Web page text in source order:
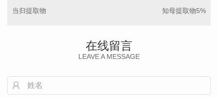
当归提取物 知母提取物5%
在线留言
LEAVE A MESSAGE